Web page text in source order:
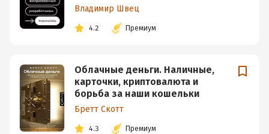
Владимир Швец
4.2 Премиум
Облачные деньги. Наличные,
карточки, криптовалюта и
борьба за наши кошельки
Бретт Скотт
4.3 Премиум